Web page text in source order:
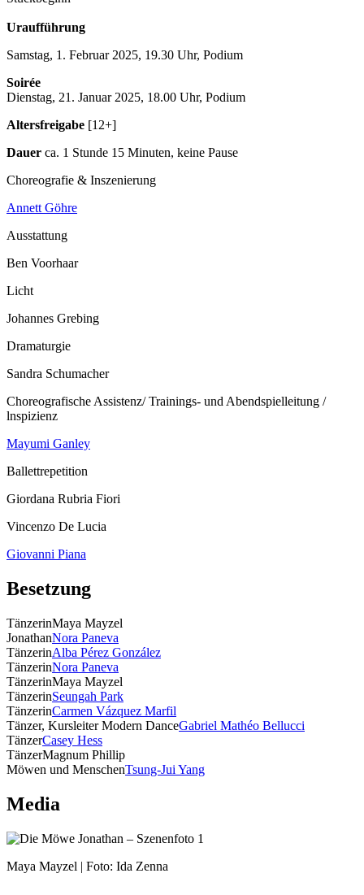
Uraufführung
Samstag, 1. Februar 2025, 19.30 Uhr, Podium
Soirée
Dienstag, 21. Januar 2025, 18.00 Uhr, Podium
Altersfreigabe [12+]
Dauer ca. 1 Stunde 15 Minuten, keine Pause
Choreografie & Inszenierung
Annett Göhre
Ausstattung
Ben Voorhaar
Licht
Johannes Grebing
Dramaturgie
Sandra Schumacher
Choreografische Assistenz/ Trainings- und Abendspielleitung /
lnspizienz
Mayumi Ganley
Ballettrepetition
Giordana Rubria Fiori
Vincenzo De Lucia
Giovanni Piana
Besetzung
TänzerinMaya Mayzel
JonathanNora Paneva
TänzerinAlba Pérez González
TänzerinNora Paneva
TänzerinMaya Mayzel
TänzerinSeungah Park
TänzerinCarmen Vázquez Marfil
Tänzer, Kursleiter Modern DanceGabriel Mathéo Bellucci
TänzerCasey Hess
TänzerMagnum Phillip
Möwen und MenschenTsung-Jui Yang
Media
Maya Mayzel | Foto: Ida Zenna